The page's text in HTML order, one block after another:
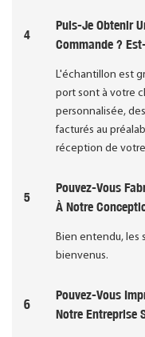
4
Puis-Je Obtenir
Commande ?
L'échantillon est
port sont à votre
personnalisée,
facturés au
réception de
5
Pouvez-Vous
À Notre
Bien entendu, les
bienvenus.
6
Pouvez-Vous
Notre Entreprise